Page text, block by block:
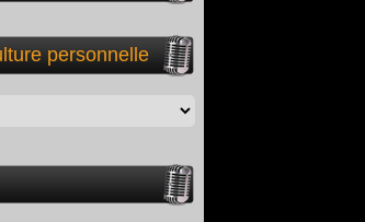
personnelle